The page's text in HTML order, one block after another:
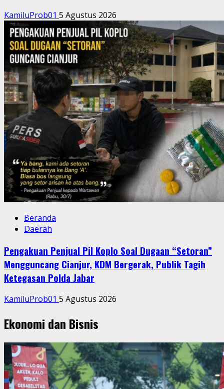
KamiluProb01 5 Agustus 2026
Beranda
Daerah
Pengakuan Penjual Pil Koplo Soal Dugaan “Setoran”
Mengguncang Cianjur, KDM Bergerak, Publik Tagih
Ketegasan Polda Jabar
KamiluProb01 5 Agustus 2026
Ekonomi dan Bisnis